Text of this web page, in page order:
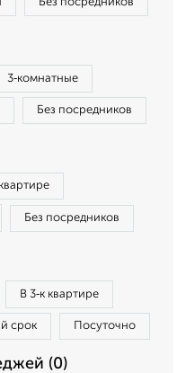
3‑комнатные
Без посредников
Без посредников
В 3‑к квартире
срок Посуточно
(0)